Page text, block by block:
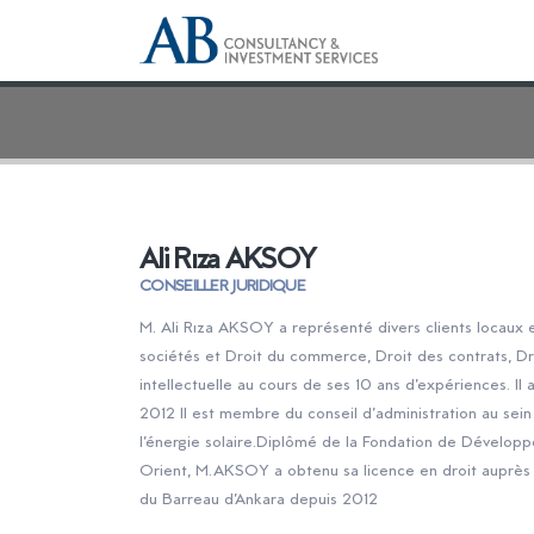
Ali Rıza AKSOY
CONSEILLER JURIDIQUE
M. Ali Rıza AKSOY a représenté divers clients
sociétés et Droit du commerce, Droit des contrats,
intellectuelle au cours de ses 10 ans d’expériences. Il
2012 Il est membre du conseil d’administration au
l’énergie solaire.Diplômé de la Fondation de
Orient, M.AKSOY a obtenu sa licence en droit
du Barreau d’Ankara depuis 2012